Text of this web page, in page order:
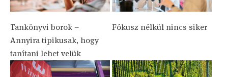
Tankönyvi borok –
Annyira tipikusak, hogy
tanítani lehet velük
Fókusz nélkül nincs siker